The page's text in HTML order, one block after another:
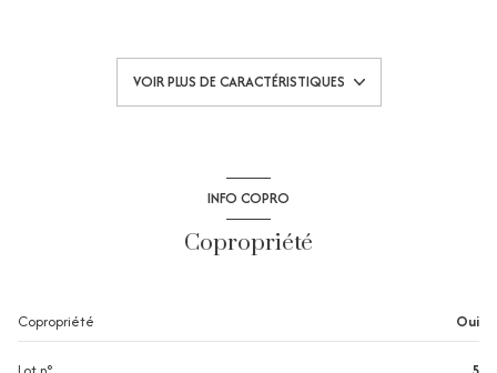
cuisine américaine (équipée)
VOIR PLUS DE CARACTÉRISTIQUES
INFO COPRO
Copropriété
Copropriété Oui